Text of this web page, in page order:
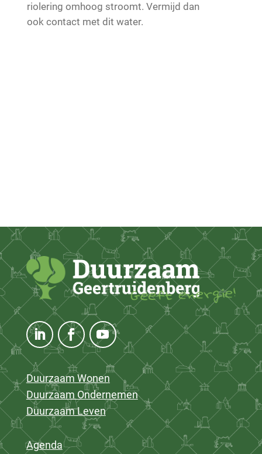
riolering omhoog stroomt. Vermijd dan
ook contact met dit water.
Duurzaam Wonen
Duurzaam Ondernemen
Duurzaam Leven
Agenda